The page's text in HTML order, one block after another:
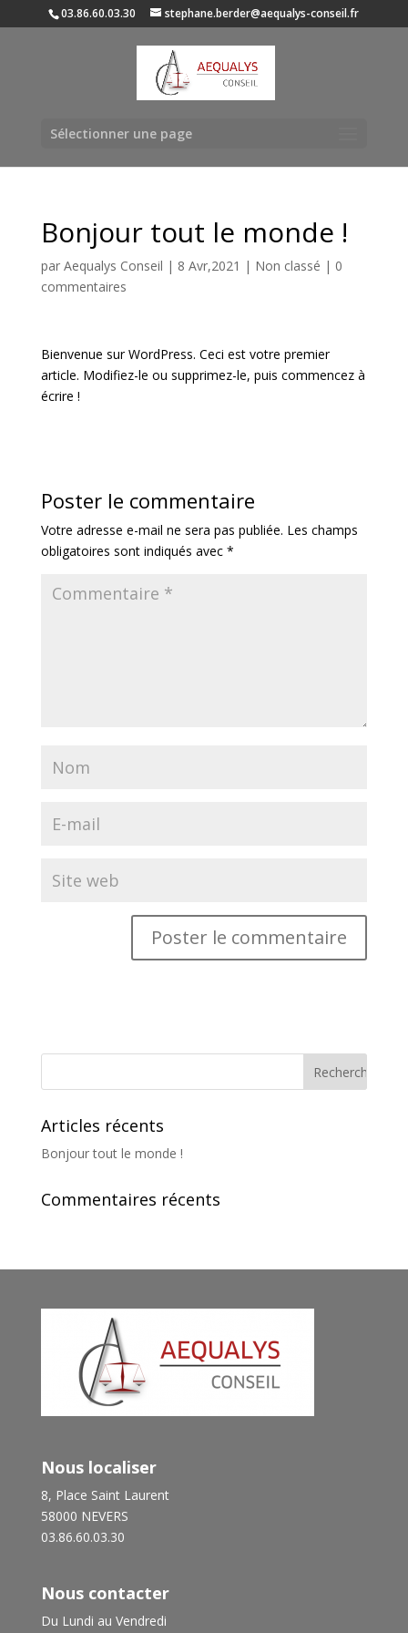
03.86.60.03.30 stephane.berder@aequalys-conseil.fr
Sélectionner une page
Bonjour tout le monde !
par Aequalys Conseil | 8 Avr,2021 | Non classé | 0
commentaires
Bienvenue sur WordPress. Ceci est votre premier
article. Modifiez-le ou supprimez-le, puis commencez à
écrire !
Poster le commentaire
Votre adresse e-mail ne sera pas publiée. Les champs
obligatoires sont indiqués avec *
Articles récents
Bonjour tout le monde !
Commentaires récents
Nous localiser
8, Place Saint Laurent
58000 NEVERS
03.86.60.03.30
Nous contacter
Du Lundi au Vendredi